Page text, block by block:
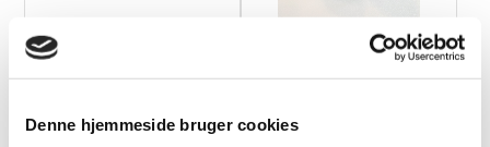
Denne hjemmeside bruger cookies
215,00 DKK
Filtdupper Ø16mm, 4